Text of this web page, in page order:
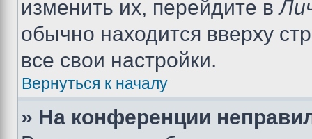
изменить их, перейдите в
обычно находится вверху
все свои настройки.
Вернуться к началу
» На конференции